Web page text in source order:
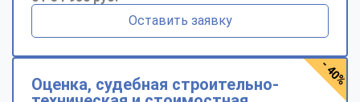
Оставить заявку
Оценка, судебная строительно-
- 40%